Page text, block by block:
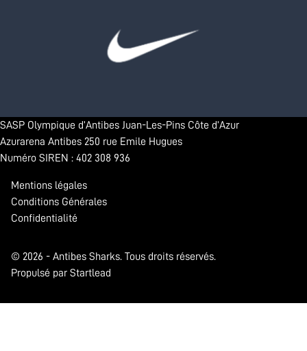
SASP Olympique d’Antibes Juan-Les-Pins Côte d’Azur
Azurarena Antibes 250 rue Emile Hugues
Numéro SIREN : 402 308 936
Mentions légales
Conditions Générales
Confidentialité
© 2026 - Antibes Sharks. Tous droits réservés.
Propulsé par Startlead